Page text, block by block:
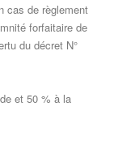
cas de règlement
forfaitaire de
du décret N°
et 50 % à la